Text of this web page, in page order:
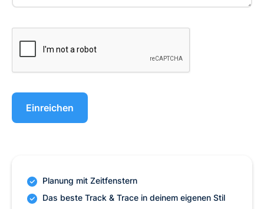
Planung mit Zeitfenstern
Das beste Track & Trace in deinem eigenen Stil